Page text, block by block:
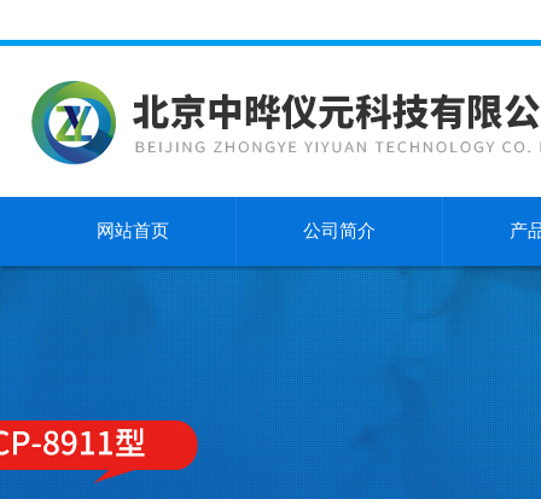
网站首页 公司简介 产